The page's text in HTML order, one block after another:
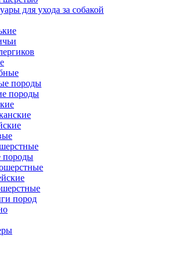
для ухода за собакой
породы
породы
породы
пород